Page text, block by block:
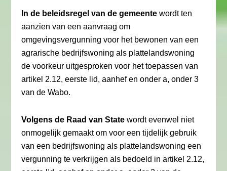
In de beleidsregel van de gemeente wordt ten
aanzien van een aanvraag om
omgevingsvergunning voor het bewonen van een
agrarische bedrijfswoning als plattelandswoning
de voorkeur uitgesproken voor het toepassen van
artikel 2.12, eerste lid, aanhef en onder a, onder 3
van de Wabo.
Volgens de Raad van State wordt evenwel niet
onmogelijk gemaakt om voor een tijdelijk gebruik
van een bedrijfswoning als plattelandswoning een
vergunning te verkrijgen als bedoeld in artikel 2.12,